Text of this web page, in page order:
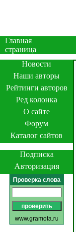
Главная
страница
Новости
Наши авторы
Рейтинги авторов
Ред колонка
О сайте
Форум
Каталог сайтов
Подписка
Авторизация
Проверка слова
www.gramota.ru